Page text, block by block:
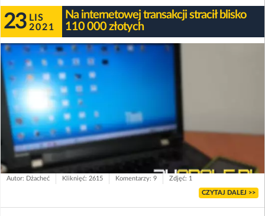
23 LIS
2021
Na internetowej transakcji stracił blisko
110 000 złotych
Autor: Dżacheć Kliknięć: 2615 Komentarzy: 9 Zdjęć: 1
CZYTAJ DALEJ >>